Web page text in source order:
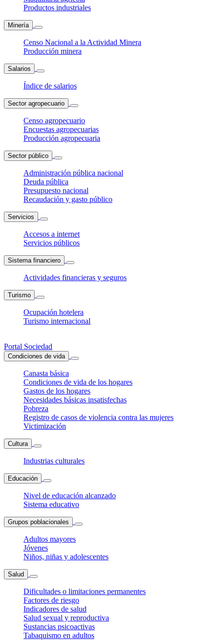
Productos industriales
Minería
Censo Nacional a la Actividad Minera
Producción minera
Salarios
Índice de salarios
Sector agropecuario
Censo agropecuario
Encuestas agropecuarias
Producción agropecuaria
Sector público
Administración pública nacional
Deuda pública
Presupuesto nacional
Recaudación y gasto público
Servicios
Accesos a internet
Servicios públicos
Sistema financiero
Actividades financieras y seguros
Turismo
Ocupación hotelera
Turismo internacional
Portal Sociedad
Condiciones de vida
Canasta básica
Condiciones de vida de los hogares
Gastos de los hogares
Necesidades básicas insatisfechas
Pobreza
Registro de casos de violencia contra las mujeres
Victimización
Cultura
Industrias culturales
Educación
Nivel de educación alcanzado
Sistema educativo
Grupos poblacionales
Adultos mayores
Jóvenes
Niños, niñas y adolescentes
Salud
Dificultades o limitaciones permanentes
Factores de riesgo
Indicadores de salud
Salud sexual y reproductiva
Sustancias psicoactivas
Tabaquismo en adultos